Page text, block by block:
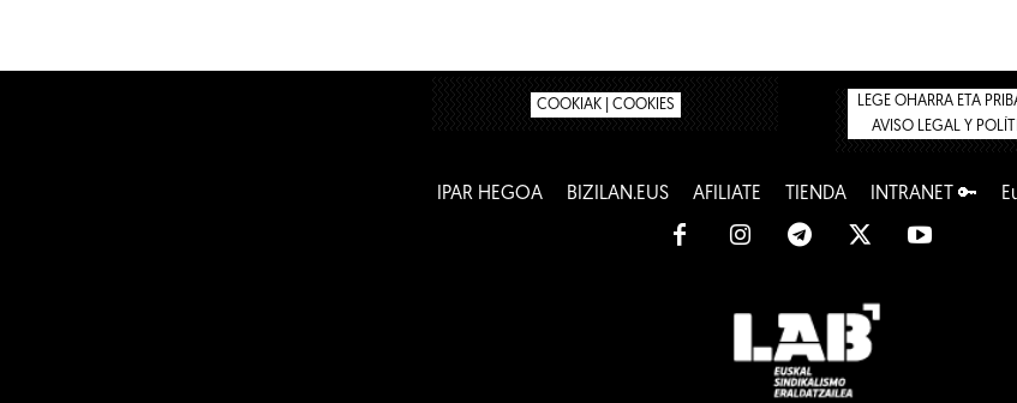
COOKIAK | COOKIES
LEGE OHARRA ETA
AVISO LEGAL Y
IPAR HEGOA BIZILAN.EUS AFÍLIATE TIENDA INTRANET 🔑